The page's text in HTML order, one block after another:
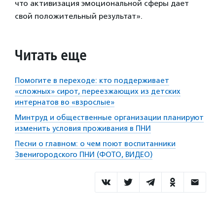
что активизация эмоциональной сферы дает
свой положительный результат».
Читать еще
Помогите в переходе: кто поддерживает
«сложных» сирот, переезжающих из детских
интернатов во «взрослые»
Минтруд и общественные организации планируют
изменить условия проживания в ПНИ
Песни о главном: о чем поют воспитанники
Звенигородского ПНИ (ФОТО, ВИДЕО)